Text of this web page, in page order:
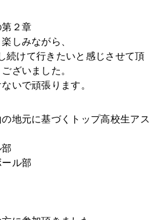
２章
しみながら、
続けて行きたいと感じさせて頂
ざいました。
いで頑張ります。
地元に基づくトップ高校生アス
ル部